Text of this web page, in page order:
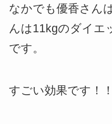
なかでも優香さん
んは11kgのダイエ
です。
すごい効果です！！